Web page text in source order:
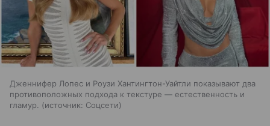
Дженнифер Лопес и Роузи Хантингтон-Уайтли показывают два
противоположных подхода к текстуре — естественность и
гламур.
источник: Соцсети